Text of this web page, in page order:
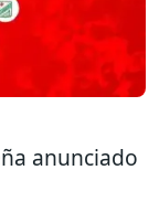
anunciado